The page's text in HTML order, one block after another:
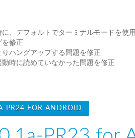
、デフォルトでターミナルモードを使
修正
ハングアップする問題を修正
時に読めていなかった問題を修正
PR24 FOR ANDROID